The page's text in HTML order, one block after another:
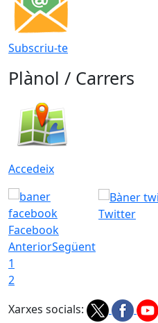
Subscriu-te
Plànol / Carrers
Accedeix
Facebook
Twitter
AnteriorSegüent
1
2
Xarxes socials: